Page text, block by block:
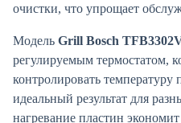
очистки, что упрощает
Модель Grill Bosch
регулируемым термостатом,
контролировать температуру
идеальный результат для
нагревание пластин